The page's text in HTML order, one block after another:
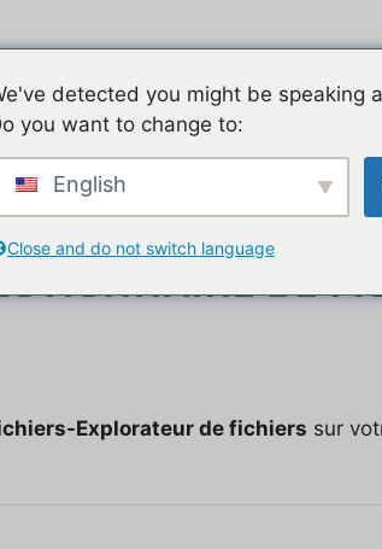
fichiers
DE
Explorateur de fichiers sur
detected you might be speaking
you want to change to:
English
Close and do not switch language